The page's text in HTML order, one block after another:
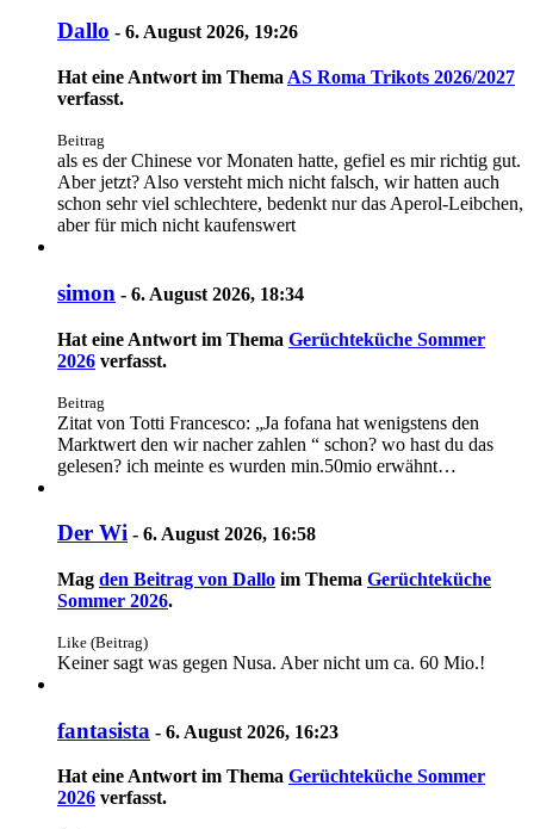
Dallo - 6. August 2026, 19:26
Hat eine Antwort im Thema AS Roma Trikots 2026/2027
verfasst.
Beitrag
als es der Chinese vor Monaten hatte, gefiel es mir richtig gut.
Aber jetzt? Also versteht mich nicht falsch, wir hatten auch
schon sehr viel schlechtere, bedenkt nur das Aperol-Leibchen,
aber für mich nicht kaufenswert
simon - 6. August 2026, 18:34
Hat eine Antwort im Thema Gerüchteküche Sommer
2026 verfasst.
Beitrag
Zitat von Totti Francesco: „Ja fofana hat wenigstens den
Marktwert den wir nacher zahlen “ schon? wo hast du das
gelesen? ich meinte es wurden min.50mio erwähnt…
Der Wi - 6. August 2026, 16:58
Mag den Beitrag von Dallo im Thema Gerüchteküche
Sommer 2026.
Like (Beitrag)
Keiner sagt was gegen Nusa. Aber nicht um ca. 60 Mio.!
fantasista - 6. August 2026, 16:23
Hat eine Antwort im Thema Gerüchteküche Sommer
2026 verfasst.